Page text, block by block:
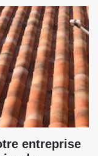
entreprise